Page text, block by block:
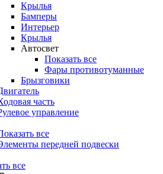
Крылья
Бамперы
Интерьер
Крылья
Автосвет
Показать все
Фары противотуманные
Брызговики
часть
управление
все
передней подвески
все